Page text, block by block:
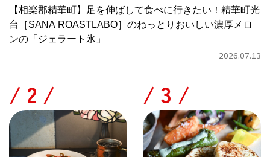
【相楽郡精華町】足を伸ばして食べに行きたい！精華町光
台［SANA ROASTLABO］のねっとりおいしい濃厚メロ
ンの「ジェラート氷」
2026.07.13
/ /